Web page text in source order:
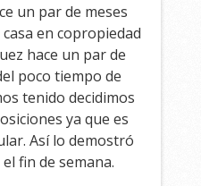
un par de meses
en copropiedad
hace un par de
poco tiempo de
tenido decidimos
ya que es
Así lo demostró
fin de semana.